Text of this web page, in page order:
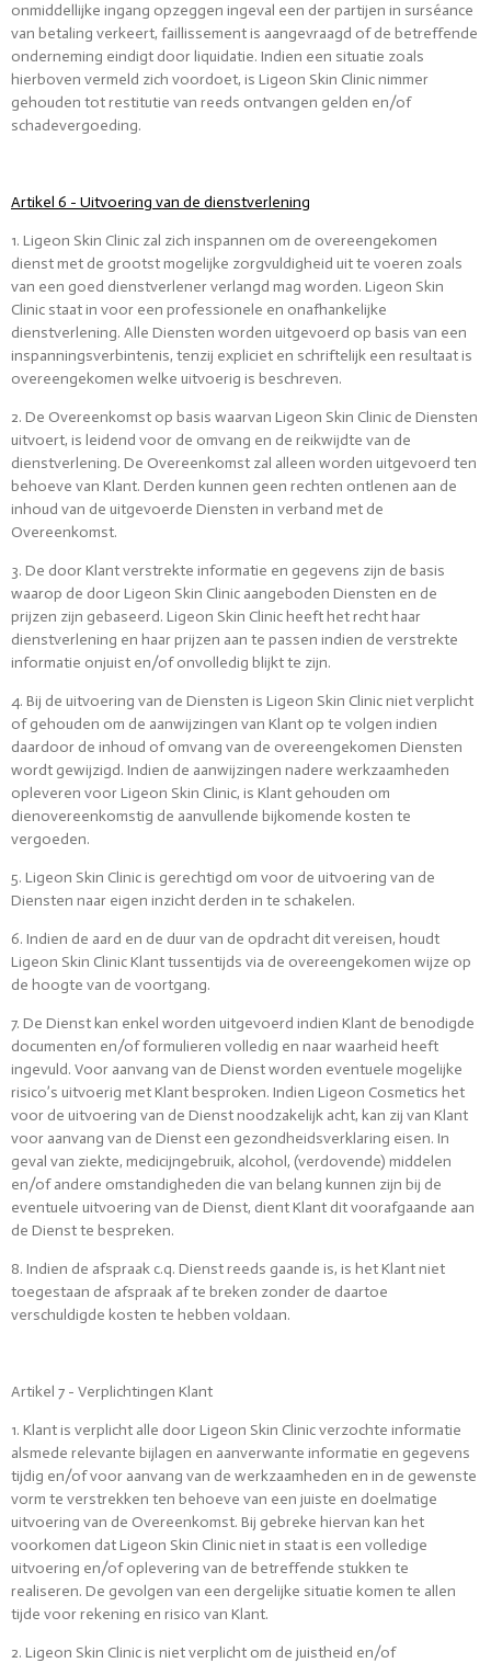
onmiddellijke ingang opzeggen ingeval een der partijen in surséance
van betaling verkeert, faillissement is aangevraagd of de betreffende
onderneming eindigt door liquidatie. Indien een situatie zoals
hierboven vermeld zich voordoet, is Ligeon Skin Clinic nimmer
gehouden tot restitutie van reeds ontvangen gelden en/of
schadevergoeding.
Artikel 6 - Uitvoering van de dienstverlening
1. Ligeon Skin Clinic zal zich inspannen om de overeengekomen
dienst met de grootst mogelijke zorgvuldigheid uit te voeren zoals
van een goed dienstverlener verlangd mag worden. Ligeon Skin
Clinic staat in voor een professionele en onafhankelijke
dienstverlening. Alle Diensten worden uitgevoerd op basis van een
inspanningsverbintenis, tenzij expliciet en schriftelijk een resultaat is
overeengekomen welke uitvoerig is beschreven.
2. De Overeenkomst op basis waarvan Ligeon Skin Clinic de Diensten
uitvoert, is leidend voor de omvang en de reikwijdte van de
dienstverlening. De Overeenkomst zal alleen worden uitgevoerd ten
behoeve van Klant. Derden kunnen geen rechten ontlenen aan de
inhoud van de uitgevoerde Diensten in verband met de
Overeenkomst.
3. De door Klant verstrekte informatie en gegevens zijn de basis
waarop de door Ligeon Skin Clinic aangeboden Diensten en de
prijzen zijn gebaseerd. Ligeon Skin Clinic heeft het recht haar
dienstverlening en haar prijzen aan te passen indien de verstrekte
informatie onjuist en/of onvolledig blijkt te zijn.
4. Bij de uitvoering van de Diensten is Ligeon Skin Clinic niet verplicht
of gehouden om de aanwijzingen van Klant op te volgen indien
daardoor de inhoud of omvang van de overeengekomen Diensten
wordt gewijzigd. Indien de aanwijzingen nadere werkzaamheden
opleveren voor Ligeon Skin Clinic, is Klant gehouden om
dienovereenkomstig de aanvullende bijkomende kosten te
vergoeden.
5. Ligeon Skin Clinic is gerechtigd om voor de uitvoering van de
Diensten naar eigen inzicht derden in te schakelen.
6. Indien de aard en de duur van de opdracht dit vereisen, houdt
Ligeon Skin Clinic Klant tussentijds via de overeengekomen wijze op
de hoogte van de voortgang.
7. De Dienst kan enkel worden uitgevoerd indien Klant de benodigde
documenten en/of formulieren volledig en naar waarheid heeft
ingevuld. Voor aanvang van de Dienst worden eventuele mogelijke
risico’s uitvoerig met Klant besproken. Indien Ligeon Cosmetics het
voor de uitvoering van de Dienst noodzakelijk acht, kan zij van Klant
voor aanvang van de Dienst een gezondheidsverklaring eisen. In
geval van ziekte, medicijngebruik, alcohol, (verdovende) middelen
en/of andere omstandigheden die van belang kunnen zijn bij de
eventuele uitvoering van de Dienst, dient Klant dit voorafgaande aan
de Dienst te bespreken.
8. Indien de afspraak c.q. Dienst reeds gaande is, is het Klant niet
toegestaan de afspraak af te breken zonder de daartoe
verschuldigde kosten te hebben voldaan.
Artikel 7 - Verplichtingen Klant
1. Klant is verplicht alle door Ligeon Skin Clinic verzochte informatie
alsmede relevante bijlagen en aanverwante informatie en gegevens
tijdig en/of voor aanvang van de werkzaamheden en in de gewenste
vorm te verstrekken ten behoeve van een juiste en doelmatige
uitvoering van de Overeenkomst. Bij gebreke hiervan kan het
voorkomen dat Ligeon Skin Clinic niet in staat is een volledige
uitvoering en/of oplevering van de betreffende stukken te
realiseren. De gevolgen van een dergelijke situatie komen te allen
tijde voor rekening en risico van Klant.
2. Ligeon Skin Clinic is niet verplicht om de juistheid en/of